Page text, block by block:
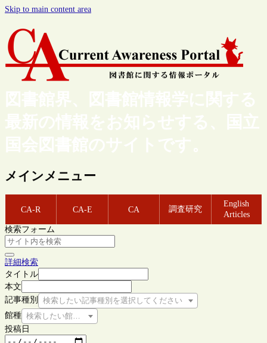
Skip to main content area
図書館界、図書館情報学に関する
最新の情報をお知らせする、国立
国会図書館のサイトです。
メインメニュー
CA-R CA-E CA 調査研究
English
Articles
検索フォーム
詳細検索
タイトル
本文
記事種別
検索したい記事種別を選択してください
館種 検索したい館種を選択してください
投稿日